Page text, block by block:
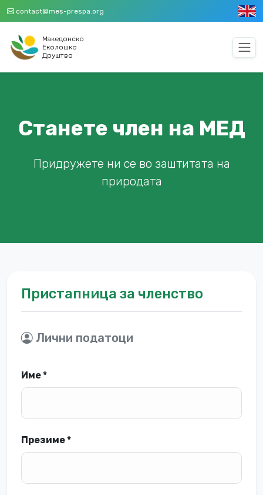
contact@mes-prespa.org
Македонскo
Еколошко
Друштво
Станете член на МЕД
Придружете ни се во заштитата на
природата
Пристапница за членство
Лични податоци
Име *
Презиме *